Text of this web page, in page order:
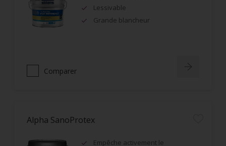
Lessivable
Grande blancheur
Comparer
Alpha SanoProtex
Empêche activement le